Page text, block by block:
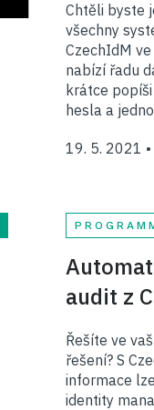
Chtěli byste
všechny
CzechIdM
nabízí řadu
krátce
hesla a
19. 5. 2021 •
audit z
Řešíte ve
řešení? S
informace
identity